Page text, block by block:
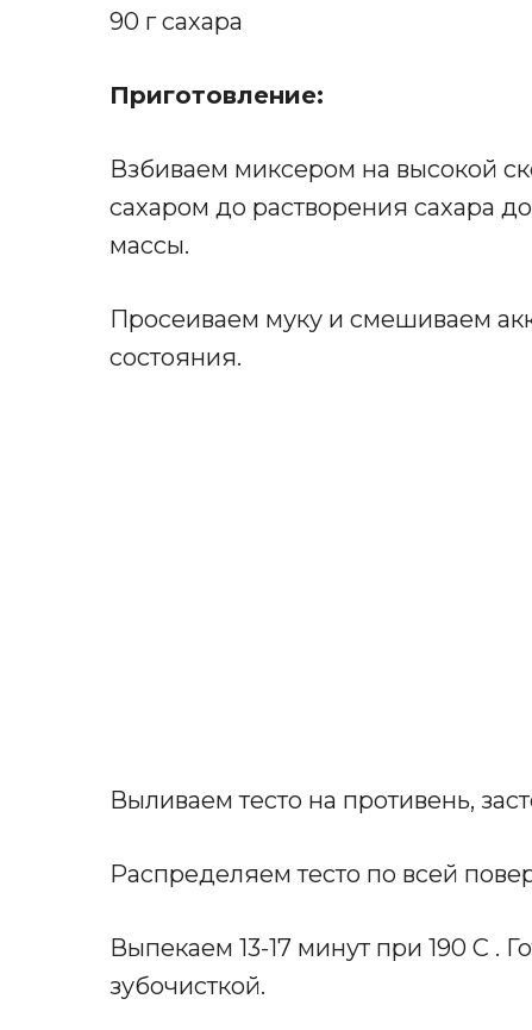
90 г сахара
Приготовление:
Взбиваем миксером на высокой
сахаром до растворения сахара
массы.
Просеиваем муку и смешиваем
состояния.
Выливаем тесто на противень,
Распределяем тесто по всей
Выпекаем 13-17 минут при 190 С .
зубочисткой.